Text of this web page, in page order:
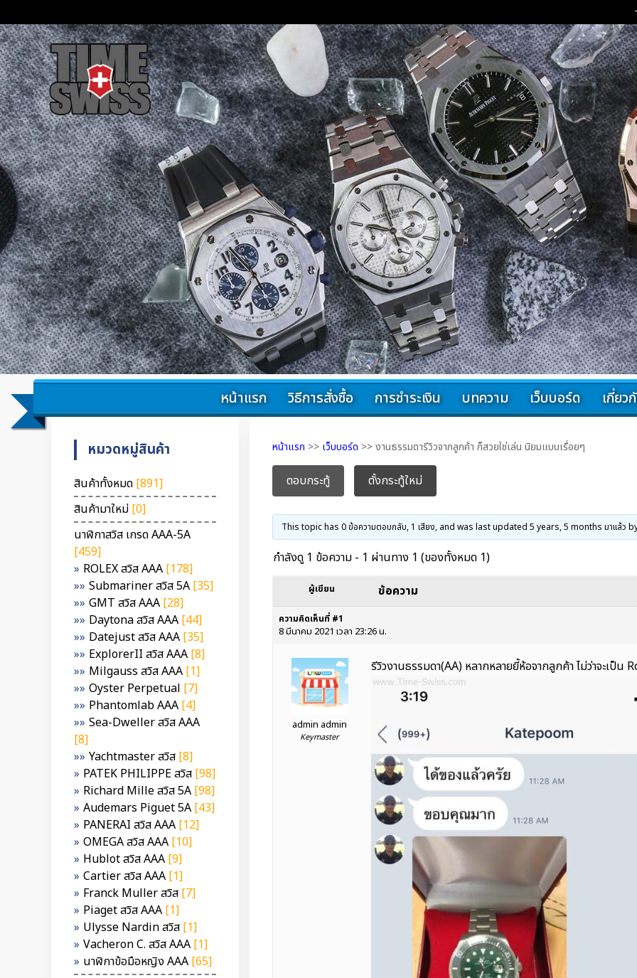
หน้าแรก วิธีการสั่งซื้อ การชำระเงิน บทความ เว็บบอร์ด เกี่ยว
หมวดหมู่สินค้า
สินค้าทั้งหมด [891]
สินค้ามาใหม่ [0]
นาฬิกาสวิส เกรด AAA-5A
[459]
ROLEX สวิส AAA [178]
Submariner สวิส 5A [35]
GMT สวิส AAA [28]
Daytona สวิส AAA [44]
Datejust สวิส AAA [35]
ExplorerII สวิส AAA [8]
Milgauss สวิส AAA [1]
Oyster Perpetual [7]
Phantomlab AAA [4]
Sea-Dweller สวิส AAA
[8]
Yachtmaster สวิส [8]
PATEK PHILIPPE สวิส [98]
Richard Mille สวิส 5A [98]
Audemars Piguet 5A [43]
PANERAI สวิส AAA [12]
OMEGA สวิส AAA [10]
Hublot สวิส AAA [9]
Cartier สวิส AAA [1]
Franck Muller สวิส [7]
Piaget สวิส AAA [1]
Ulysse Nardin สวิส [1]
Vacheron C. สวิส AAA [1]
นาฬิกาข้อมือหญิง AAA [65]
หน้าแรก >> เว็บบอร์ด >> งานธรรมดารีวิวจากลูกค้า ก็สวยใช่เล่น นิยมแบบเรื่อยๆ
ตอบกระทู้ ตั้งกระทู้ใหม่
This topic has 0 ข้อความตอบกลับ, 1 เสียง, and was last updated 5 years, 5 months มาแล้ว
กำลังดู 1 ข้อความ - 1 ผ่านทาง 1 (ของทั้งหมด 1)
ผู้เขียน ข้อความ
8 มีนาคม 2021 เวลา 23:26 น.
admin admin
Keymaster
รีวิวงานธรรมดา(AA) หลากหลายยี้ห้อจากลูกค้า ไม่ว่าจะเป็น